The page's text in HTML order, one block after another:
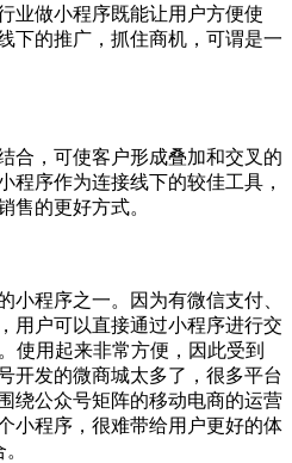
业做小程序既能让用户方便使
下的推广，抓住商机，可谓是一
合，可使客户形成叠加和交叉的
程序作为连接线下的较佳工具，
售的更好方式。
小程序之一。因为有微信支付、
用户可以直接通过小程序进行交
使用起来非常方便，因此受到
开发的微商城太多了，很多平台
绕公众号矩阵的移动电商的运营
小程序，很难带给用户更好的体